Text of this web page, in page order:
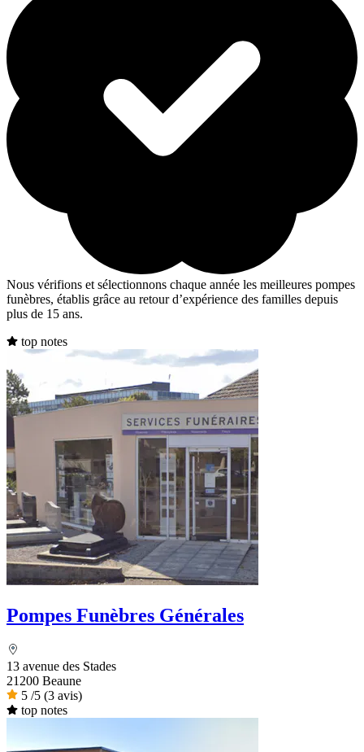
Nous vérifions et sélectionnons chaque année les meilleures pompes
funèbres, établis grâce au retour d’expérience des familles depuis
plus de 15 ans.
top notes
Pompes Funèbres Générales
13 avenue des Stades
21200 Beaune
5 /5 (3 avis)
top notes